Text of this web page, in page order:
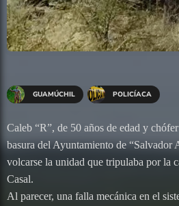
GUAMÚCHIL POLICÍACA
Caleb “R”, de 50 años de edad y
basura del Ayuntamiento de “Salvador
volcarse la unidad que tripulaba por la
Casal.
Al parecer, una falla mecánica en el